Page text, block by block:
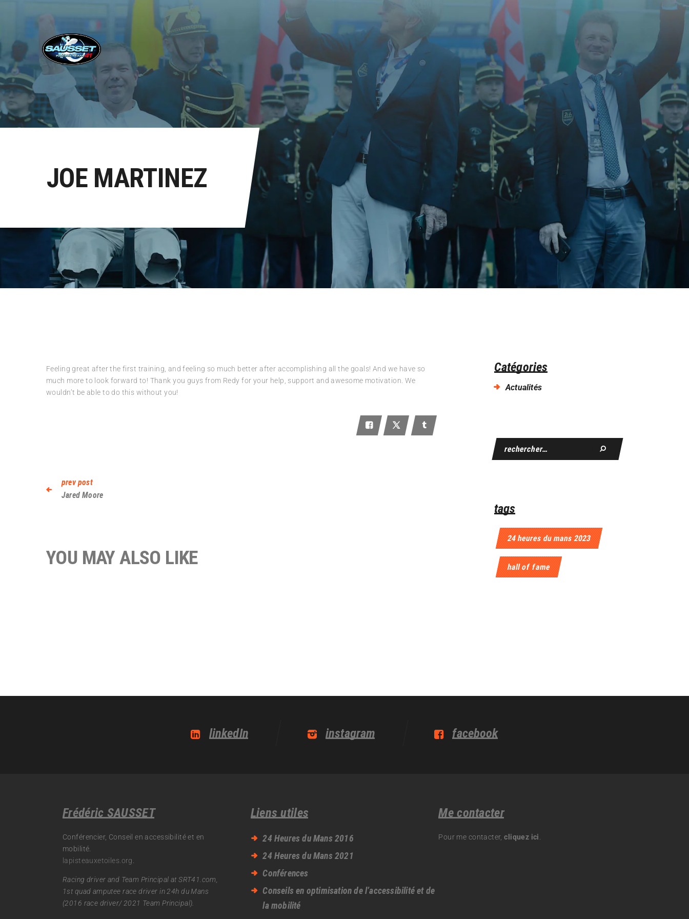
JOE MARTINEZ
Accueil
Actualités
L’Histoire
La Filière
Conseil & Audit
LPAE
Nous contacter
Feeling great after the first training, and feeling so much better after accomplishing all the goals! And we have so
much more to look forward to! Thank you guys from Redy for your help, support and awesome motivation. We
wouldn’t be able to do this without you!
prev post
Jared Moore
YOU MAY ALSO LIKE
Catégories
Actualités
tags
24 heures du mans 2023
hall of fame
linkedIn instagram facebook
Frédéric SAUSSET
Conférencier, Conseil en accessibilité et en
mobilité.
lapisteauxetoiles.org
Racing driver and Team Principal at SRT41.com,
1st quad amputee race driver in 24h du Mans
(2016 race driver/ 2021 Team Principal).
Liens utiles
24 Heures du Mans 2016
24 Heures du Mans 2021
Conférences
Conseils en optimisation de l’accessibilité et de
la mobilité
Me contacter
Pour me contacter,cliquez ici